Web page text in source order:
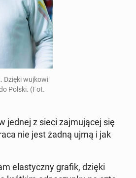
Dzięki wujkowi
Polski. (Fot.
jednej z sieci zaj­mu­ją­cej się
nie jest żadną ujmą i jak
ela­stycz­ny grafik, dzięki